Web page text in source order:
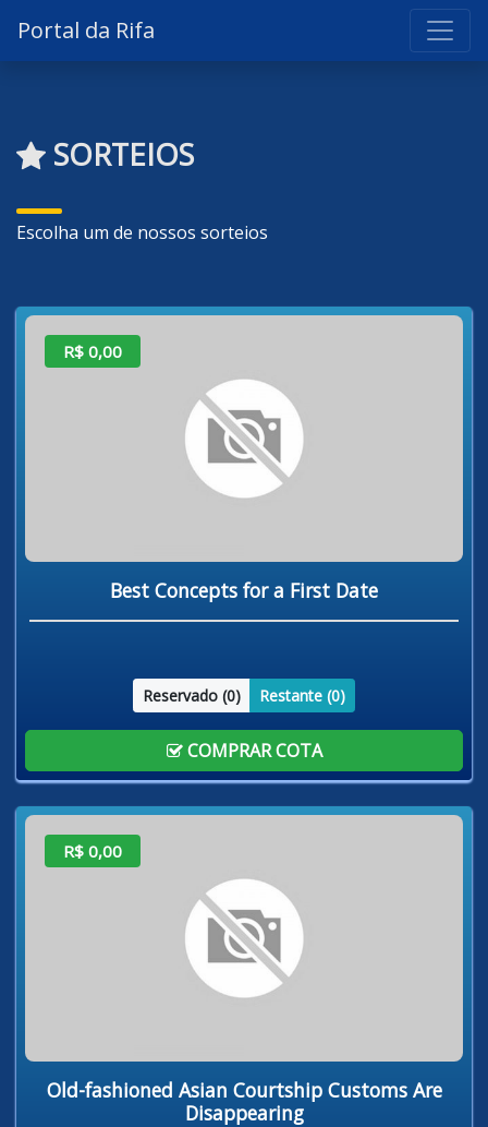
Portal da Rifa
SORTEIOS
Escolha um de nossos sorteios
R$ 0,00
Best Concepts for a First Date
Reservado (0) Restante (0)
COMPRAR COTA
R$ 0,00
Old-fashioned Asian Courtship Customs Are
Disappearing